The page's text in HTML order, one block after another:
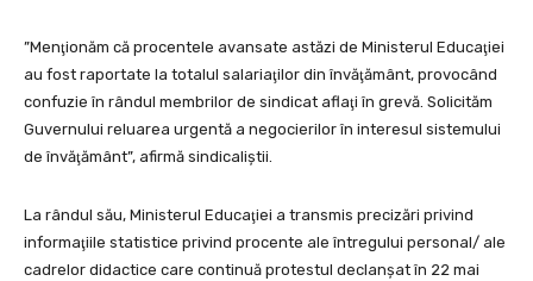
”Menţionăm că procentele avansate astăzi de Ministerul Educaţiei
au fost raportate la totalul salariaţilor din învăţământ, provocând
confuzie în rândul membrilor de sindicat aflaţi în grevă. Solicităm
Guvernului reluarea urgentă a negocierilor în interesul sistemului
de învăţământ”, afirmă sindicaliştii.
La rândul său, Ministerul Educaţiei a transmis precizări privind
informaţiile statistice privind procente ale întregului personal/ ale
cadrelor didactice care continuă protestul declanşat în 22 mai